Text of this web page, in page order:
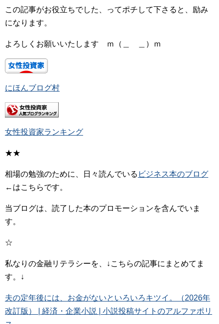
この記事がお役立ちでした、ってポチして下さると、励み
になります。
よろしくお願いいたします ｍ（＿ ＿）ｍ
にほんブログ村
女性投資家ランキング
★★
相場の勉強のために、日々読んでいる ビジネス本のブログ
←はこちらです。
当ブログは、読了した本のプロモーションを含んでいま
す。
☆
私なりの金融リテラシーを、↓こちらの記事にまとめてま
す。↓
夫の定年後には、お金がないといろいろキツイ。（2026年
改訂版） | 経済・企業小説 | 小説投稿サイトのアルファポリ